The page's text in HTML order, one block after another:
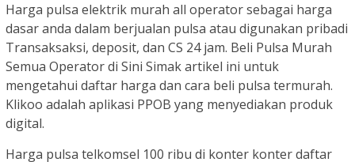
Harga pulsa elektrik murah all operator sebagai harga
dasar anda dalam berjualan pulsa atau digunakan pribadi
Transaksaksi, deposit, dan CS 24 jam. Beli Pulsa Murah
Semua Operator di Sini Simak artikel ini untuk
mengetahui daftar harga dan cara beli pulsa termurah.
Klikoo adalah aplikasi PPOB yang menyediakan produk
digital.
Harga pulsa telkomsel 100 ribu di konter konter daftar